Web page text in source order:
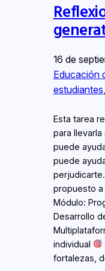
16 de
Educación
estudiantes
Esta tarea
para llevarla
puede
puede
propuesto a
Módulo:
Desarrollo
individual
fortalezas,